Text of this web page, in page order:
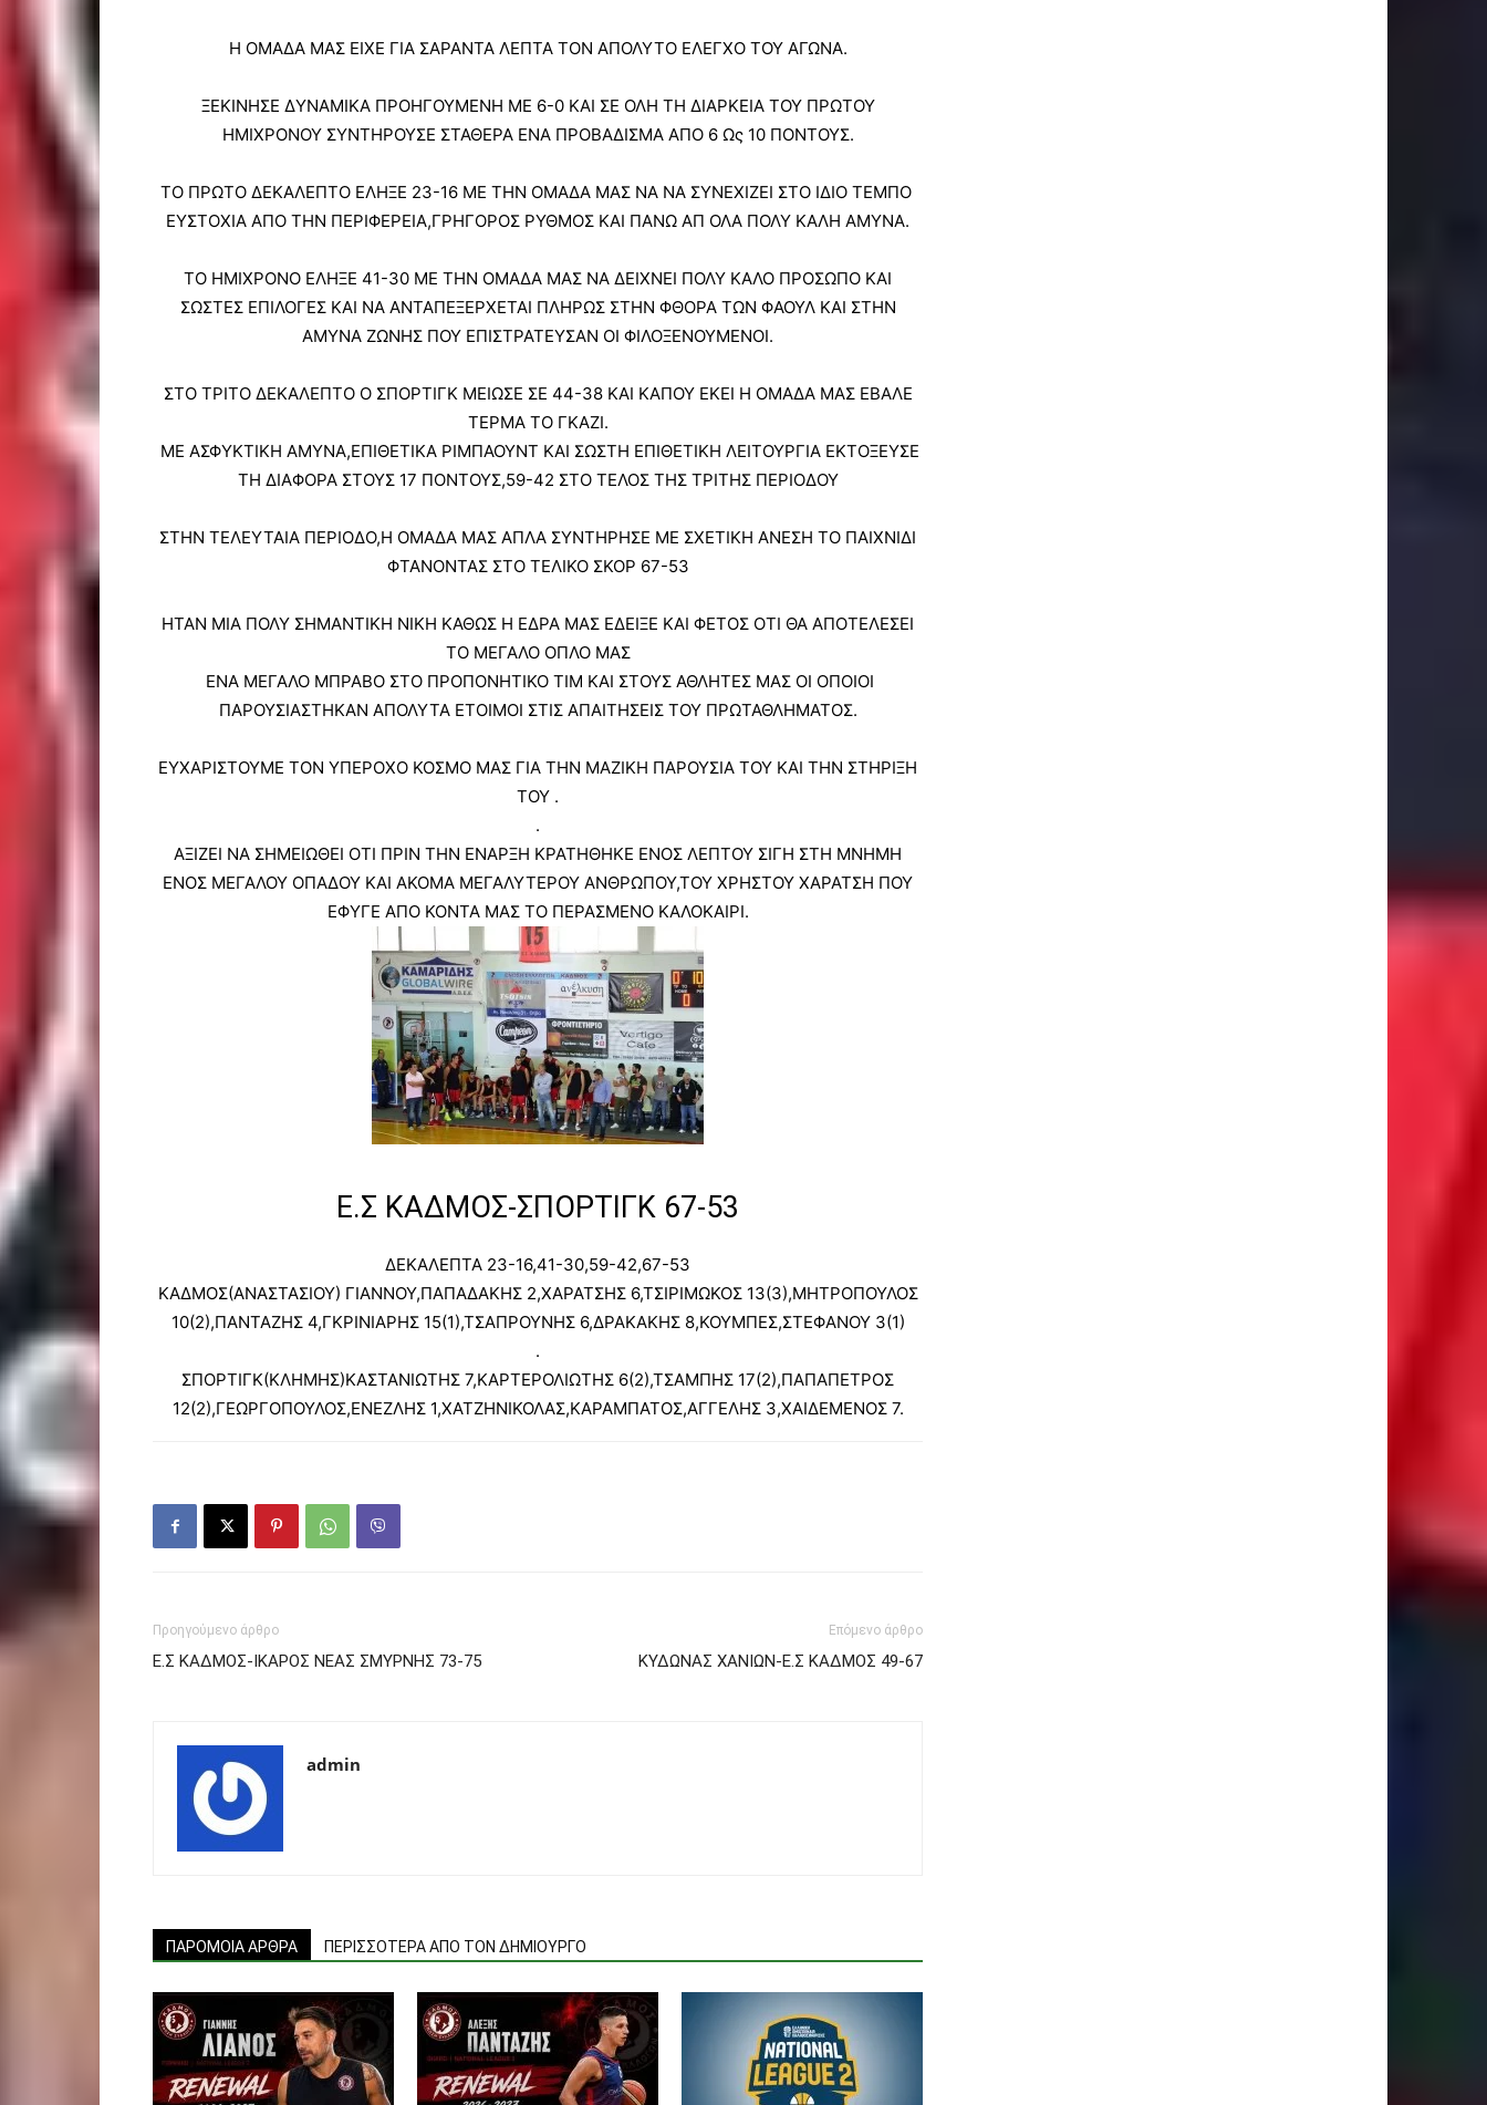
Η ΟΜΑΔΑ ΜΑΣ ΕΙΧΕ ΓΙΑ ΣΑΡΑΝΤΑ ΛΕΠΤΑ ΤΟΝ ΑΠΟΛΥΤΟ ΕΛΕΓΧΟ ΤΟΥ ΑΓΩΝΑ.
ΞΕΚΙΝΗΣΕ ΔΥΝΑΜΙΚΑ ΠΡΟΗΓΟΥΜΕΝΗ ΜΕ 6-0 ΚΑΙ ΣΕ ΟΛΗ ΤΗ ΔΙΑΡΚΕΙΑ ΤΟΥ ΠΡΩΤΟΥ
ΗΜΙΧΡΟΝΟΥ ΣΥΝΤΗΡΟΥΣΕ ΣΤΑΘΕΡΑ ΕΝΑ ΠΡΟΒΑΔΙΣΜΑ ΑΠΟ 6 Ως 10 ΠΟΝΤΟΥΣ.
ΤΟ ΠΡΩΤΟ ΔΕΚΑΛΕΠΤΟ ΕΛΗΞΕ 23-16 ΜΕ ΤΗΝ ΟΜΑΔΑ ΜΑΣ ΝΑ ΝΑ ΣΥΝΕΧΙΖΕΙ ΣΤΟ ΙΔΙΟ ΤΕΜΠO
ΕΥΣΤΟΧΙΑ ΑΠΟ ΤΗΝ ΠΕΡΙΦΕΡΕΙΑ,ΓΡΗΓΟΡΟΣ ΡΥΘΜΟΣ ΚΑΙ ΠΑΝΩ ΑΠ ΟΛΑ ΠΟΛΥ ΚΑΛΗ ΑΜΥΝΑ.
ΤΟ ΗΜΙΧΡΟΝΟ ΕΛΗΞΕ 41-30 ΜΕ ΤΗΝ ΟΜΑΔΑ ΜΑΣ ΝΑ ΔΕΙΧΝΕΙ ΠΟΛΥ ΚΑΛΟ ΠΡΟΣΩΠΟ ΚΑΙ
ΣΩΣΤΕΣ ΕΠΙΛΟΓΕΣ ΚΑΙ ΝΑ ΑΝΤΑΠΕΞΕΡΧΕΤΑΙ ΠΛΗΡΩΣ ΣΤΗΝ ΦΘΟΡΑ ΤΩΝ ΦΑΟΥΛ ΚΑΙ ΣΤΗΝ
ΑΜΥΝΑ ΖΩΝΗΣ ΠΟΥ ΕΠΙΣΤΡΑΤΕΥΣΑΝ ΟΙ ΦΙΛΟΞΕΝΟΥΜΕΝΟΙ.
ΣΤΟ ΤΡΙΤΟ ΔΕΚΑΛΕΠΤΟ Ο ΣΠΟΡΤΙΓΚ ΜΕΙΩΣΕ ΣΕ 44-38 ΚΑΙ ΚΑΠΟΥ ΕΚΕΙ Η ΟΜΑΔΑ ΜΑΣ ΕΒΑΛΕ
ΤΕΡΜΑ ΤΟ ΓΚΑΖΙ.
ΜΕ ΑΣΦΥΚΤΙΚΗ ΑΜΥΝΑ,ΕΠΙΘΕΤΙΚΑ ΡΙΜΠΑΟΥΝΤ ΚΑΙ ΣΩΣΤΗ ΕΠΙΘΕΤΙΚΗ ΛΕΙΤΟΥΡΓΙΑ ΕΚΤΟΞΕΥΣΕ
ΤΗ ΔΙΑΦΟΡΑ ΣΤΟΥΣ 17 ΠΟΝΤΟΥΣ,59-42 ΣΤΟ ΤΕΛΟΣ ΤΗΣ ΤΡΙΤΗΣ ΠΕΡΙΟΔΟΥ
ΣΤΗΝ ΤΕΛΕΥΤΑΙΑ ΠΕΡΙΟΔΟ,Η ΟΜΑΔΑ ΜΑΣ ΑΠΛΑ ΣΥΝΤΗΡΗΣΕ ΜΕ ΣΧΕΤΙΚΗ ΑΝΕΣΗ ΤΟ ΠΑΙΧΝΙΔΙ
ΦΤΑΝΟΝΤΑΣ ΣΤΟ ΤΕΛΙΚΟ ΣΚΟΡ 67-53
ΗΤΑΝ ΜΙΑ ΠΟΛΥ ΣΗΜΑΝΤΙΚΗ ΝΙΚΗ ΚΑΘΩΣ Η ΕΔΡΑ ΜΑΣ ΕΔΕΙΞΕ ΚΑΙ ΦΕΤΟΣ ΟΤΙ ΘΑ ΑΠΟΤΕΛΕΣΕΙ
ΤΟ ΜΕΓΑΛΟ ΟΠΛΟ ΜΑΣ
ΕΝΑ ΜΕΓΑΛΟ ΜΠΡΑΒΟ ΣΤΟ ΠΡΟΠΟΝΗΤΙΚΟ ΤΙΜ ΚΑΙ ΣΤΟΥΣ ΑΘΛΗΤΕΣ ΜΑΣ ΟΙ ΟΠΟΙΟΙ
ΠΑΡΟΥΣΙΑΣΤΗΚΑΝ ΑΠΟΛΥΤΑ ΕΤΟΙΜΟΙ ΣΤΙΣ ΑΠΑΙΤΗΣΕΙΣ ΤΟΥ ΠΡΩΤΑΘΛΗΜΑΤΟΣ.
ΕΥΧΑΡΙΣΤΟΥΜΕ ΤΟΝ ΥΠΕΡΟΧΟ ΚΟΣΜΟ ΜΑΣ ΓΙΑ ΤΗΝ ΜΑΖΙΚΗ ΠΑΡΟΥΣΙΑ ΤΟΥ ΚΑΙ ΤΗΝ ΣΤΗΡΙΞΗ
ΤΟΥ .
.
ΑΞΙΖΕΙ ΝΑ ΣΗΜΕΙΩΘΕΙ ΟΤΙ ΠΡΙΝ ΤΗΝ ΕΝΑΡΞΗ ΚΡΑΤΗΘΗΚΕ ΕΝΟΣ ΛΕΠΤΟΥ ΣΙΓΗ ΣΤΗ ΜΝΗΜΗ
ΕΝΟΣ ΜΕΓΑΛΟΥ ΟΠΑΔΟΥ ΚΑΙ ΑΚΟΜΑ ΜΕΓΑΛΥΤΕΡΟΥ ΑΝΘΡΩΠΟΥ,ΤΟΥ ΧΡΗΣΤΟΥ ΧΑΡΑΤΣΗ ΠΟΥ
ΕΦΥΓΕ ΑΠΟ ΚΟΝΤΑ ΜΑΣ ΤΟ ΠΕΡΑΣΜΕΝΟ ΚΑΛΟΚΑΙΡΙ.
Ε.Σ ΚΑΔΜΟΣ-ΣΠΟΡΤΙΓΚ 67-53
ΔΕΚΑΛΕΠΤΑ 23-16,41-30,59-42,67-53
ΚΑΔΜΟΣ(ΑΝΑΣΤΑΣΙΟΥ) ΓΙΑΝΝΟΥ,ΠΑΠΑΔΑΚΗΣ 2,ΧΑΡΑΤΣΗΣ 6,ΤΣΙΡΙΜΩΚΟΣ 13(3),ΜΗΤΡΟΠΟΥΛΟΣ
10(2),ΠΑΝΤΑΖΗΣ 4,ΓΚΡΙΝΙΑΡΗΣ 15(1),ΤΣΑΠΡΟΥΝΗΣ 6,ΔΡΑΚΑΚΗΣ 8,ΚΟΥΜΠΕΣ,ΣΤΕΦΑΝΟΥ 3(1)
.
ΣΠΟΡΤΙΓΚ(ΚΛΗΜΗΣ)ΚΑΣΤΑΝΙΩΤΗΣ 7,ΚΑΡΤΕΡΟΛΙΩΤΗΣ 6(2),ΤΣΑΜΠΗΣ 17(2),ΠΑΠΑΠΕΤΡΟΣ
12(2),ΓΕΩΡΓΟΠΟΥΛΟΣ,ΕΝΕΖΛΗΣ 1,ΧΑΤΖΗΝΙΚΟΛΑΣ,ΚΑΡΑΜΠΑΤΟΣ,ΑΓΓΕΛΗΣ 3,ΧΑΙΔΕΜΕΝΟΣ 7.
Προηγούμενο άρθρο
Ε.Σ ΚΑΔΜΟΣ-ΙΚΑΡΟΣ ΝΕΑΣ ΣΜΥΡΝΗΣ 73-75
Επόμενο άρθρο
ΚΥΔΩΝΑΣ ΧΑΝΙΩΝ-Ε.Σ ΚΑΔΜΟΣ 49-67
admin
ΠΑΡΟΜΟΙΑ ΑΡΘΡΑ ΠΕΡΙΣΣΟΤΕΡΑ ΑΠΟ ΤΟΝ ΔΗΜΙΟΥΡΓΟ